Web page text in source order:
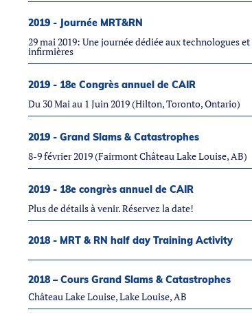
2019 - Journée MRT&RN
29 mai 2019: Une journée dédiée aux technologues et
infirmières
2019 - 18e Congrès annuel de CAIR
Du 30 Mai au 1 Juin 2019 (Hilton, Toronto, Ontario)
2019 - Grand Slams & Catastrophes
8-9 février 2019 (Fairmont Château Lake Louise, AB)
2019 - 18e congrès annuel de CAIR
Plus de détails à venir. Réservez la date!
2018 - MRT & RN half day Training Activity
2018 – Cours Grand Slams & Catastrophes
Château Lake Louise, Lake Louise, AB